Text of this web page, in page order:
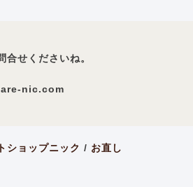
せくださいね。
nic.com
ショップニック / お直し